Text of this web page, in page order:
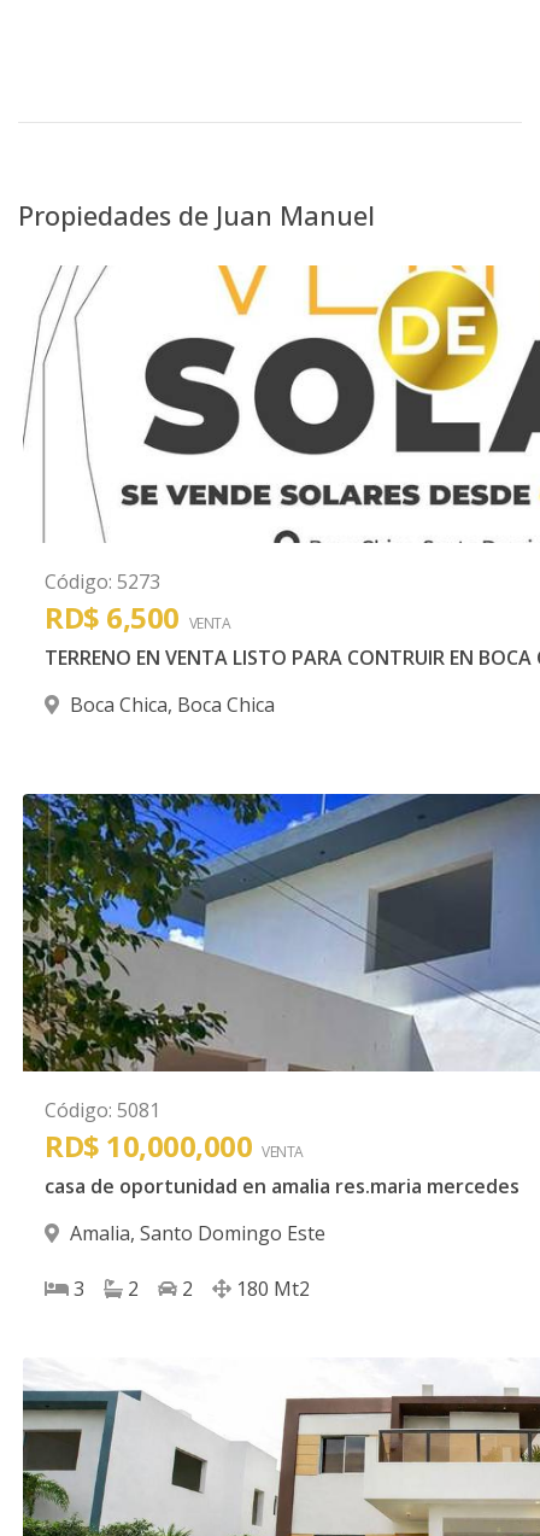
Propiedades de Juan Manuel
Código: 5273
RD$ 6,500 VENTA
TERRENO EN VENTA LISTO PARA CONTRUIR EN BOCA
Boca Chica, Boca Chica
Código: 5081
RD$ 10,000,000 VENTA
casa de oportunidad en amalia res.maria mercedes
Amalia, Santo Domingo Este
3 2 2 180 Mt2